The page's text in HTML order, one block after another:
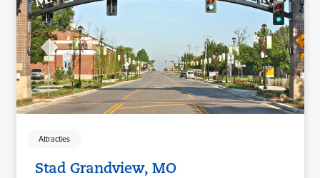
Attracties
Stad Grandview, MO